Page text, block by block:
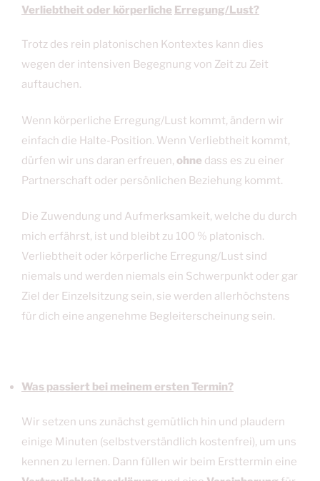
Verliebtheit oder körperliche Erregung/Lust?
Trotz des rein platonischen Kontextes kann dies
wegen der intensiven Begegnung von Zeit zu Zeit
auftauchen.
Wenn körperliche Erregung/Lust kommt, ändern wir
einfach die Halte-Position. Wenn Verliebtheit kommt,
dürfen wir uns daran erfreuen, ohne dass es zu einer
Partnerschaft oder persönlichen Beziehung kommt.
Die Zuwendung und Aufmerksamkeit, welche du durch
mich erfährst, ist und bleibt zu 100 % platonisch.
Verliebtheit oder körperliche Erregung/Lust sind
niemals und werden niemals ein Schwerpunkt oder gar
Ziel der Einzelsitzung sein, sie werden allerhöchstens
für dich eine angenehme Begleiterscheinung sein.
Was passiert bei meinem ersten Termin?
Wir setzen uns zunächst gemütlich hin und plaudern
einige Minuten (selbstverständlich kostenfrei), um uns
kennen zu lernen. Dann füllen wir beim Ersttermin eine